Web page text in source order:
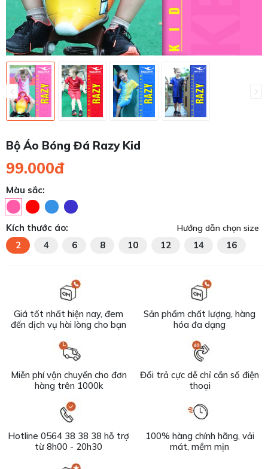
Bộ Áo Bóng Đá Razy Kid
99.000đ
Màu sắc:
Kích thước áo: Hướng dẫn chọn size
2 4 6 8 10 12 14 16
Giá tốt nhất hiện nay, đem
đến dịch vụ hài lòng cho bạn
Sản phẩm chất lượng, hàng
hóa đa dạng
Miễn phí vận chuyển cho đơn
hàng trên 1000k
Đổi trả cực dễ chỉ cần số điện
thoại
Hotline 0564 38 38 38 hỗ trợ
từ 8h00 - 20h30
100% hàng chính hãng, vải
mát, mềm mịn